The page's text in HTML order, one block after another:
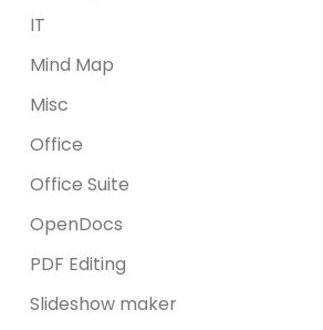
IT
Mind Map
Misc
Office
Office Suite
OpenDocs
PDF Editing
Slideshow maker